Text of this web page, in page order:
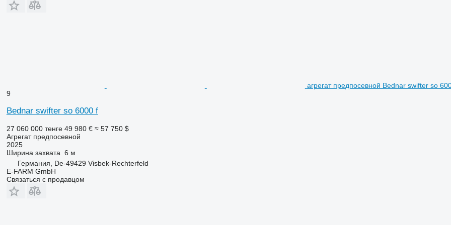
агрегат предпосевной Bednar swifter so
9
Bednar swifter so 6000 f
27 060 000 тенге 49 980 € ≈ 57 750 $
Агрегат предпосевной
2025
Ширина захвата 6 м
Германия, De-49429 Visbek-Rechterfeld
E-FARM GmbH
Связаться с продавцом